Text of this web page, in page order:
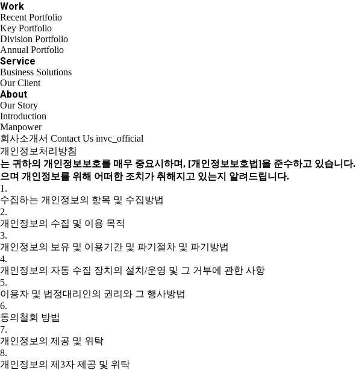
Work
Recent Portfolio
Key Portfolio
Division Portfolio
Annual Portfolio
Service
Business Solutions
Our Client
About
Our Story
Introduction
Manpower
회사소개서 Contact Us invc_official
개인정보처리방침
는 귀하의 개인정보보호를 매우 중요시하며, [개인정보보호법]을 준수하고 있습니다.
으며 개인정보를 위해 어떠한 조치가 취해지고 있는지 알려드립니다.
1.
수집하는 개인정보의 항목 및 수집방법
2.
개인정보의 수집 및 이용 목적
3.
개인정보의 보유 및 이용기간 및 파기절차 및 파기방법
4.
개인정보의 자동 수집 장치의 설치/운영 및 그 거부에 관한 사항
5.
이용자 및 법정대리인의 권리와 그 행사방법
6.
동의철회 방법
7.
개인정보의 제공 및 위탁
8.
개인정보의 제3자 제공 및 위탁